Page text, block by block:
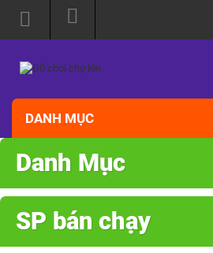
DANH MỤC
Danh Mục
SP bán chạy